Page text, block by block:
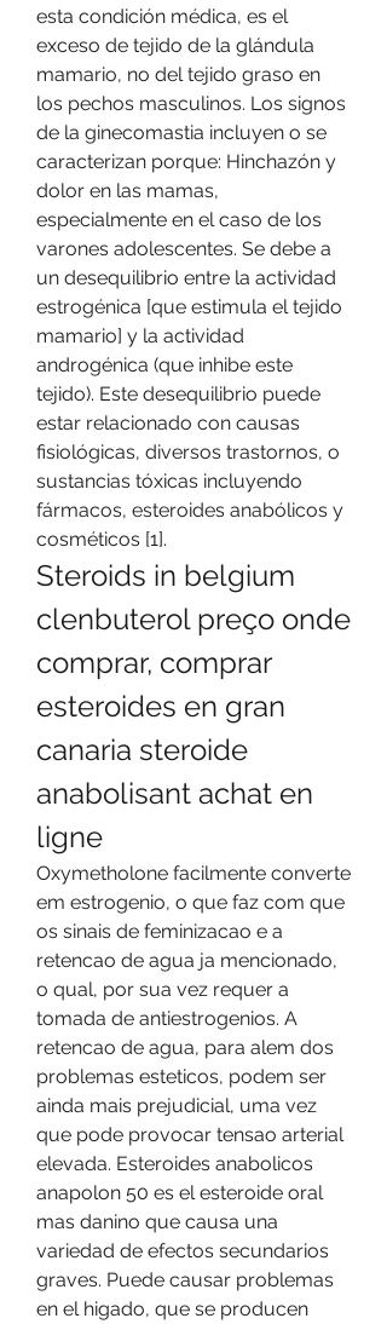
esta condición médica, es el
exceso de tejido de la glándula
mamario, no del tejido graso en
los pechos masculinos. Los signos
de la ginecomastia incluyen o se
caracterizan porque: Hinchazón y
dolor en las mamas,
especialmente en el caso de los
varones adolescentes. Se debe a
un desequilibrio entre la actividad
estrogénica [que estimula el tejido
mamario] y la actividad
androgénica (que inhibe este
tejido). Este desequilibrio puede
estar relacionado con causas
fisiológicas, diversos trastornos, o
sustancias tóxicas incluyendo
fármacos, esteroides anabólicos y
cosméticos [1].
Steroids in belgium
clenbuterol preço onde
comprar, comprar
esteroides en gran
canaria steroide
anabolisant achat en
ligne
Oxymetholone facilmente converte
em estrogenio, o que faz com que
os sinais de feminizacao e a
retencao de agua ja mencionado,
o qual, por sua vez requer a
tomada de antiestrogenios. A
retencao de agua, para alem dos
problemas esteticos, podem ser
ainda mais prejudicial, uma vez
que pode provocar tensao arterial
elevada. Esteroides anabolicos
anapolon 50 es el esteroide oral
mas danino que causa una
variedad de efectos secundarios
graves. Puede causar problemas
en el higado, que se producen